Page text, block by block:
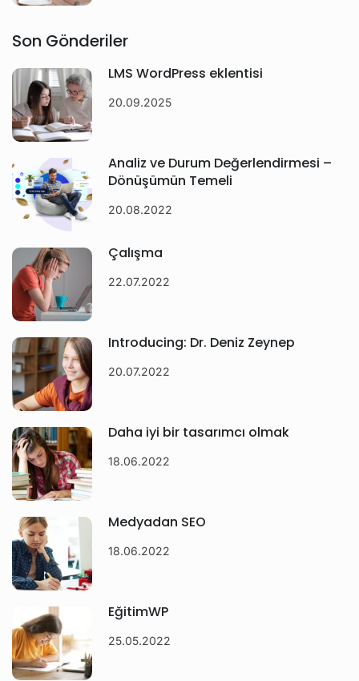
Son Gönderiler
LMS WordPress eklentisi
20.09.2025
Analiz ve Durum Değerlendirmesi –
Dönüşümün Temeli
20.08.2022
Çalışma
22.07.2022
Introducing: Dr. Deniz Zeynep
20.07.2022
Daha iyi bir tasarımcı olmak
18.06.2022
Medyadan SEO
18.06.2022
EğitimWP
25.05.2022